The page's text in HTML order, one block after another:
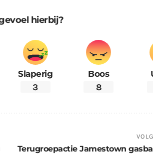
hierbij?
Slaperig
3
Boos
8
Terugroepactie Jamestown